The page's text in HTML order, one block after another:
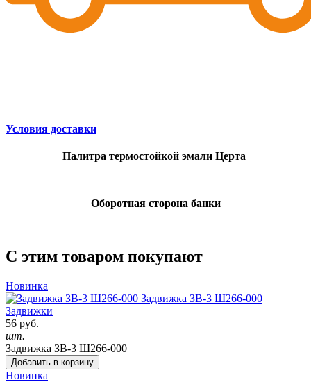
Условия доставки
Палитра термостойкой эмали Церта
Оборотная сторона банки
С этим товаром покупают
Новинка
Задвижка ЗВ-3 Ш266-000
Задвижки
56 руб.
шт.
Задвижка ЗВ-3 Ш266-000
Добавить в корзину
Новинка